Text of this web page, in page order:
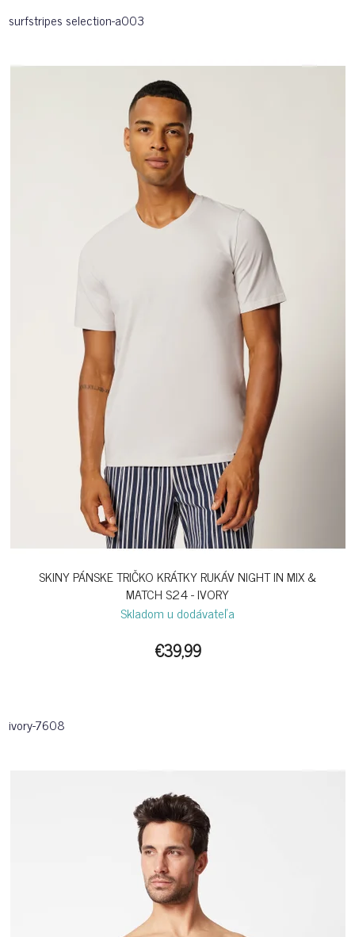
surfstripes selection-a003
SKINY PÁNSKE TRIČKO KRÁTKY RUKÁV NIGHT IN MIX &
MATCH S24 - IVORY
Skladom u dodávateľa
€39,99
ivory-7608